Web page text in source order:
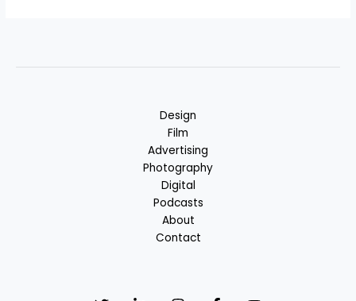
Design
Film
Advertising
Photography
Digital
Podcasts
About
Contact